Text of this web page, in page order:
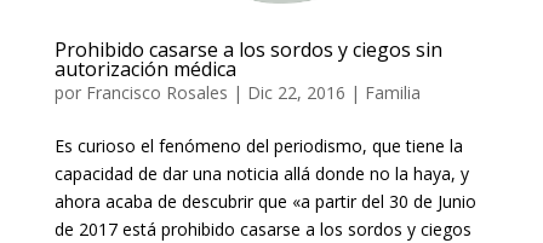
Prohibido casarse a los sordos y ciegos sin
autorización médica
por Francisco Rosales | Dic 22, 2016 | Familia
Es curioso el fenómeno del periodismo, que tiene la
capacidad de dar una noticia allá donde no la haya, y
ahora acaba de descubrir que «a partir del 30 de Junio
de 2017 está prohibido casarse a los sordos y ciegos